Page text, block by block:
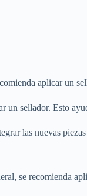
aplicar un
sellador. Esto
las nuevas
se recomienda